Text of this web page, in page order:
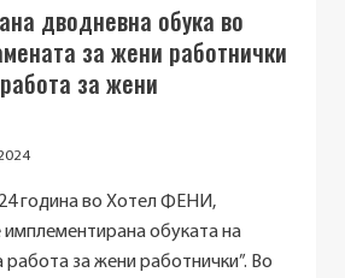
БЕЛГИЈА
дводневна обука во
за жени работнички
работа за жени
година во Хотел ФЕНИ,
обуката на
работа за жени работнички”. Во